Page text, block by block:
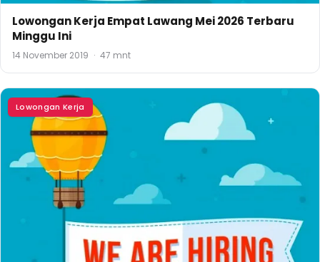
Lowongan Kerja Empat Lawang Mei 2026 Terbaru
Minggu Ini
14 November 2019 · 47 mnt
Lowongan Kerja